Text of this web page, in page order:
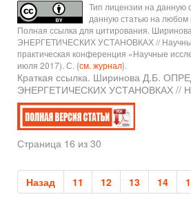
Тип лицензии на данную
данную статью на любом
Полная ссылка для цитирования.
ЭНЕРГЕТИЧЕСКИХ УСТАНОВКАХ //
практическая конференция «Научные
июля 2017). С. {см. журнал}.
Краткая ссылка. Ширинова Д.Б.
ЭНЕРГЕТИЧЕСКИХ УСТАНОВКАХ //
Страница 16 из 30
Назад 11 12 13 14